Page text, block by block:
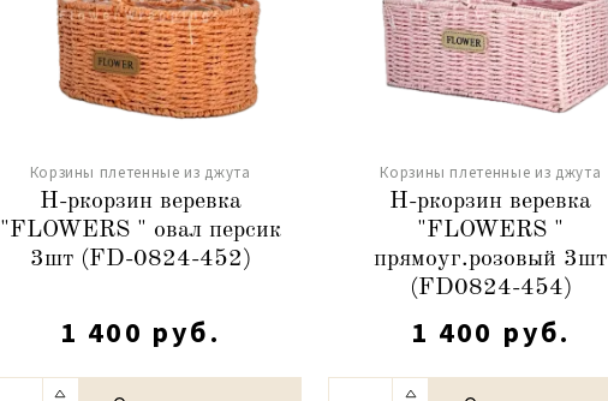
Корзины плетенные из джута
Н-ркорзин веревка
"FLOWERS " овал персик
3шт (FD-0824-452)
1 400 руб.
Корзины плетенные из джута
Н-ркорзин веревка
"FLOWERS "
прямоуг.розовый 3шт
(FD0824-454)
1 400 руб.